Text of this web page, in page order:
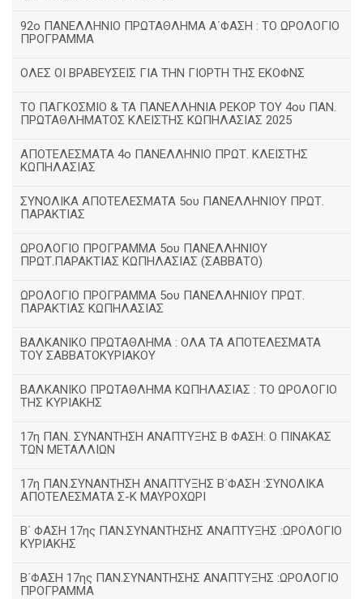
92ο ΠΑΝΕΛΛΗΝΙΟ ΠΡΩΤΑΘΛΗΜΑ Α΄ΦΑΣΗ : ΤΟ ΩΡΟΛΟΓΙΟ
ΠΡΟΓΡΑΜΜΑ
ΟΛΕΣ ΟΙ ΒΡΑΒΕΥΣΕΙΣ ΓΙΑ ΤΗΝ ΓΙΟΡΤΗ ΤΗΣ ΕΚΟΦΝΣ
TΟ ΠΑΓΚΟΣΜΙΟ & ΤΑ ΠΑΝΕΛΛΗΝΙΑ ΡΕΚΟΡ ΤΟΥ 4ου ΠΑΝ.
ΠΡΩΤΑΘΛΗΜΑΤΟΣ ΚΛΕΙΣΤΗΣ ΚΩΠΗΛΑΣΙΑΣ 2025
ΑΠΟΤΕΛΕΣΜΑΤΑ 4ο ΠΑΝΕΛΛΗΝΙΟ ΠΡΩΤ. ΚΛΕΙΣΤΗΣ
ΚΩΠΗΛΑΣΙΑΣ
ΣΥΝΟΛΙΚΑ ΑΠΟΤΕΛΕΣΜΑΤΑ 5ου ΠΑΝΕΛΛΗΝΙΟΥ ΠΡΩΤ.
ΠΑΡΑΚΤΙΑΣ
ΩΡΟΛΟΓΙΟ ΠΡΟΓΡΑΜΜΑ 5ου ΠΑΝΕΛΛΗΝΙΟΥ
ΠΡΩΤ.ΠΑΡΑΚΤΙΑΣ ΚΩΠΗΛΑΣΙΑΣ (ΣΑΒΒΑΤΟ)
ΩΡΟΛΟΓΙΟ ΠΡΟΓΡΑΜΜΑ 5ου ΠΑΝΕΛΛΗΝΙΟΥ ΠΡΩΤ.
ΠΑΡΑΚΤΙΑΣ ΚΩΠΗΛΑΣΙΑΣ
ΒΑΛΚΑΝΙΚΟ ΠΡΩΤΑΘΛΗΜΑ : ΟΛΑ ΤΑ ΑΠΟΤΕΛΕΣΜΑΤΑ
ΤΟΥ ΣΑΒΒΑΤΟΚΥΡΙΑΚΟΥ
ΒΑΛΚΑΝΙΚΟ ΠΡΩΤΑΘΛΗΜΑ ΚΩΠΗΛΑΣΙΑΣ : ΤΟ ΩΡΟΛΟΓΙΟ
ΤΗΣ ΚΥΡΙΑΚΗΣ
17η ΠΑΝ. ΣΥΝΑΝΤΗΣΗ ΑΝΑΠΤΥΞΗΣ Β ΦΑΣΗ: Ο ΠΙΝΑΚΑΣ
ΤΩΝ ΜΕΤΑΛΛΙΩΝ
17η ΠΑΝ.ΣΥΝΑΝΤΗΣΗ ΑΝΑΠΤΥΞΗΣ Β΄ΦΑΣΗ :ΣΥΝΟΛΙΚΑ
ΑΠΟΤΕΛΕΣΜΑΤΑ Σ-Κ ΜΑΥΡΟΧΩΡΙ
B΄ ΦΑΣΗ 17ης ΠΑΝ.ΣΥΝΑΝΤΗΣΗΣ ΑΝΑΠΤΥΞΗΣ :ΩΡΟΛΟΓΙΟ
ΚΥΡΙΑΚΗΣ
Β΄ΦΑΣΗ 17ης ΠΑΝ.ΣΥΝΑΝΤΗΣΗΣ ΑΝΑΠΤΥΞΗΣ :ΩΡΟΛΟΓΙΟ
ΠΡΟΓΡΑΜΜΑ